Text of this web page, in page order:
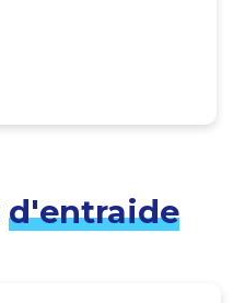
d'entraide